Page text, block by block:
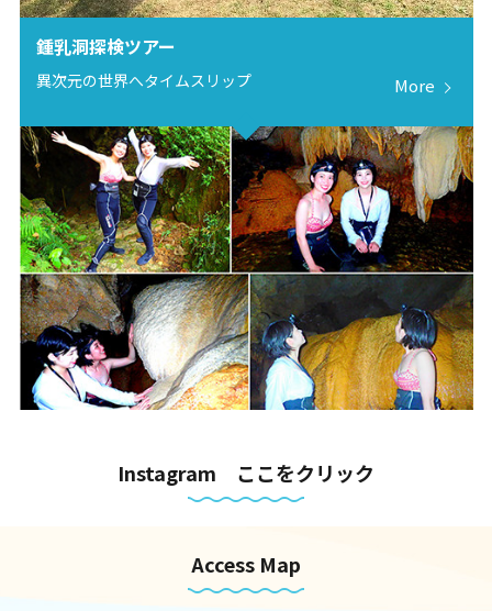
鍾乳洞探検ツアー
異次元の世界へタイムスリップ More
Instagram ここをクリック
Access Map